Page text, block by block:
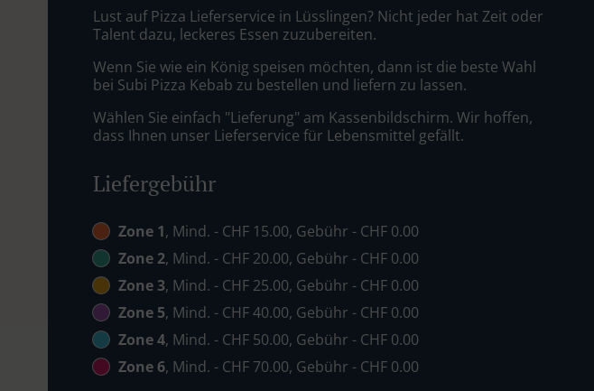
Lust auf Pizza Lieferservice in Lüsslingen? Nicht jeder hat Zeit oder
Talent dazu, leckeres Essen zuzubereiten.
Wenn Sie wie ein König speisen möchten, dann ist die beste Wahl
bei Subi Pizza Kebab zu bestellen und liefern zu lassen.
Wählen Sie einfach "Lieferung" am Kassenbildschirm. Wir hoffen,
dass Ihnen unser Lieferservice für Lebensmittel gefällt.
Liefergebühr
Zone 1, Mind. - CHF 15.00, Gebühr - CHF 0.00
Zone 2, Mind. - CHF 20.00, Gebühr - CHF 0.00
Zone 3, Mind. - CHF 25.00, Gebühr - CHF 0.00
Zone 5, Mind. - CHF 40.00, Gebühr - CHF 0.00
Zone 4, Mind. - CHF 50.00, Gebühr - CHF 0.00
Zone 6, Mind. - CHF 70.00, Gebühr - CHF 0.00